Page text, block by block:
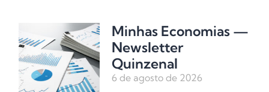
Minhas Economias —
Newsletter
Quinzenal
6 de agosto de 2026